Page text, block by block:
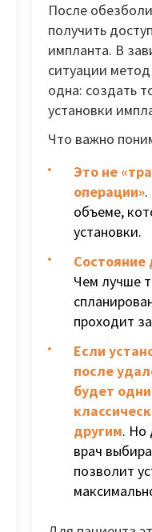
После
получить
импланта. В
ситуации
одна: создать
установки
Что важно
Это не
операции»
объеме,
установки.
Состояние
Чем лучше
проходит
Если
после
будет
другим. Но
врач
позволит